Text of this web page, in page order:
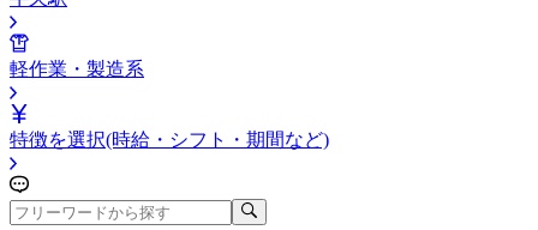
軽作業・製造系
特徴を選択(時給・シフト・期間など)